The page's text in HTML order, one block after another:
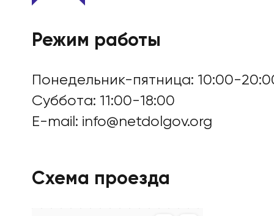
Режим работы
Понедельник-пятница: 10:00-
Суббота: 11:00-18:00
E-mail: info@netdolgov.org
Схема проезда
Подробно о